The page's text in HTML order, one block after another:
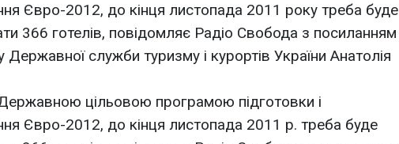
Євро-2012, до кінця листопада 2011 року треба буде
366 готелів, повідомляє Радіо Свобода з посиланням
Державної служби туризму i курортiв України Анатолiя
цільовою програмою підготовки і
Євро-2012, до кінця листопада 2011 р. треба буде